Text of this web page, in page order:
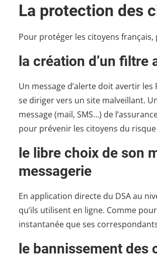
La protection des
Pour protéger les citoyens
la création d’un filtre
Un message d’alerte doit avertir
se diriger vers un site malveillant.
message (mail, SMS…) de
pour prévenir les citoyens du
le libre choix de son
messagerie
En application directe du DSA au
qu’ils utilisent en ligne. Comme
instantanée que ses
le bannissement des